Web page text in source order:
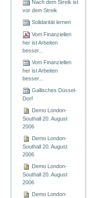
Nach dem Streik ist
vor dem Streik
Solidarität lernen
Vom Finanziellen
her ist Arbeiten
besser...
Vom Finanziellen
her ist Arbeiten
besser...
Gallisches Düssel-
Dorf
Demo London-
Southall 20. August
2006
Demo London-
Southall 20. August
2006
Demo London-
Southall 20. August
2006
Demo London-